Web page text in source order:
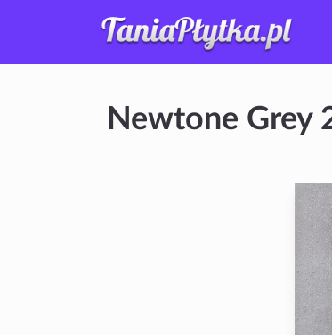
Newtone Grey